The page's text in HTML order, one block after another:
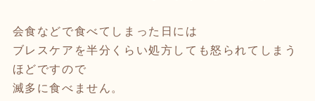
会食などで食べてしまった日には
ブレスケアを半分くらい処方しても怒られてしまう
ほどですので
滅多に食べません。